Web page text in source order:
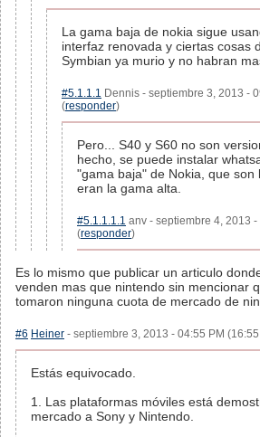
La gama baja de nokia sigue
interfaz renovada y ciertas cosas
Symbian ya murio y no habran
#5.1.1.1 Dennis - septiembre 3, 2013 -
(responder)
Pero... S40 y S60 no son
hecho, se puede instalar
"gama baja" de Nokia, que
eran la gama alta.
#5.1.1.1.1 anv - septiembre 4, 2013
(responder)
Es lo mismo que publicar un articulo
venden mas que nintendo sin mencionar
tomaron ninguna cuota de mercado de
#6 Heiner - septiembre 3, 2013 - 04:55 PM
Estás equivocado.
1. Las plataformas móviles está
mercado a Sony y Nintendo.